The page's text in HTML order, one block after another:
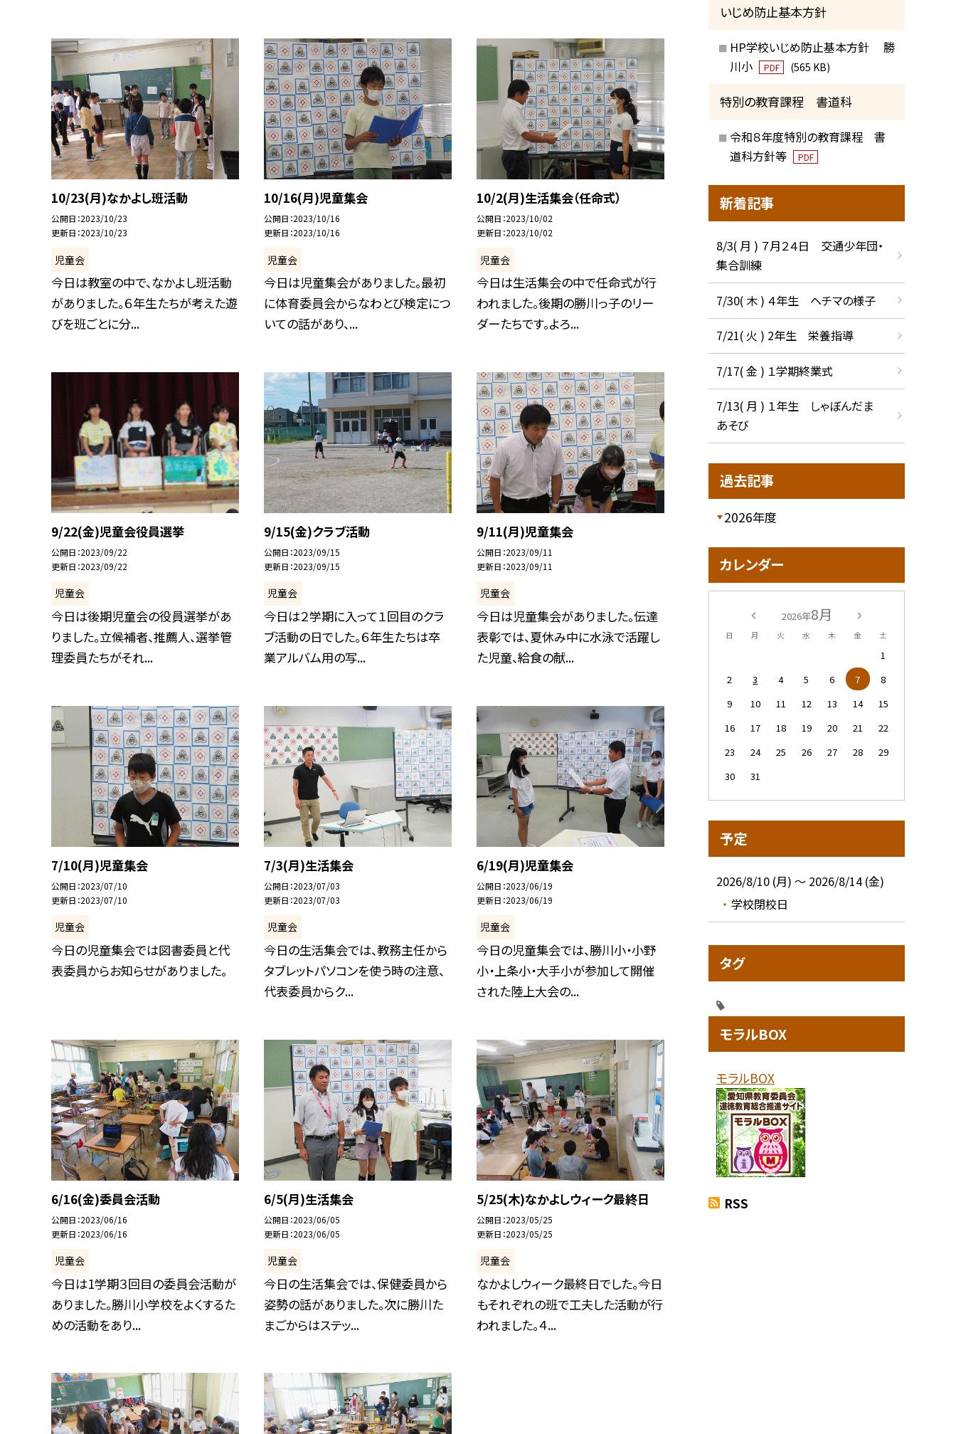
10/23(月)なかよし班活動
公開日 2023/10/23
更新日 2023/10/23
児童会
今日は教室の中で、なかよし班活動
がありました。６年生たちが考えた遊
びを班ごとに分...
10/16(月)児童集会
公開日 2023/10/16
更新日 2023/10/16
児童会
今日は児童集会がありました。最初
に体育委員会からなわとび検定につ
いての話があり、...
10/2(月)生活集会（任命式）
公開日 2023/10/02
更新日 2023/10/02
児童会
今日は生活集会の中で任命式が行
われました。後期の勝川っ子のリー
ダーたちです。よろ...
9/22(金)児童会役員選挙
公開日 2023/09/22
更新日 2023/09/22
児童会
今日は後期児童会の役員選挙があ
りました。立候補者、推薦人、選挙管
理委員たちがそれ...
9/15(金)クラブ活動
公開日 2023/09/15
更新日 2023/09/15
児童会
今日は２学期に入って１回目のクラ
ブ活動の日でした。６年生たちは卒
業アルバム用の写...
9/11(月)児童集会
公開日 2023/09/11
更新日 2023/09/11
児童会
今日は児童集会がありました。伝達
表彰では、夏休み中に水泳で活躍し
た児童、給食の献...
7/10(月)児童集会
公開日 2023/07/10
更新日 2023/07/10
児童会
今日の児童集会では図書委員と代
表委員からお知らせがありました。
7/3(月)生活集会
公開日 2023/07/03
更新日 2023/07/03
児童会
今日の生活集会では、教務主任から
タブレットパソコンを使う時の注意、
代表委員からク...
6/19(月)児童集会
公開日 2023/06/19
更新日 2023/06/19
児童会
今日の児童集会では、勝川小・小野
小・上条小・大手小が参加して開催
された陸上大会の...
6/16(金)委員会活動
公開日 2023/06/16
更新日 2023/06/16
児童会
今日は1学期３回目の委員会活動が
ありました。勝川小学校をよくするた
めの活動をあり...
6/5(月)生活集会
公開日 2023/06/05
更新日 2023/06/05
児童会
今日の生活集会では、保健委員から
姿勢の話がありました。次に勝川た
まごからはステッ...
5/25(木)なかよしウィーク最終日
公開日 2023/05/25
更新日 2023/05/25
児童会
なかよしウィーク最終日でした。今日
もそれぞれの班で工夫した活動が行
われました。４...
いじめ防止基本方針
HP学校いじめ防止基本方針 勝
川小
PDF (565 KB)
特別の教育課程 書道科
令和８年度特別の教育課程 書
道科方針等
PDF
新着記事
8/3( 月 ) ７月２４日 交通少年団・
集合訓練
7/30( 木 ) ４年生 ヘチマの様子
7/21( 火 ) 2年生 栄養指導
7/17( 金 ) １学期終業式
7/13( 月 ) １年生 しゃぼんだま
あそび
過去記事
2026年度
カレンダー
2026年8月
日 月 火 水 木 金 土
1
2
3 4 5 6 7
8
9
10 11 12 13 14
15
16
17 18 19 20 21
22
23
24 25 26 27 28
29
30
31
予定
2026/8/10 (月) ～ 2026/8/14 (金)
学校閉校日
タグ
モラルBOX
モラルBOX
RSS